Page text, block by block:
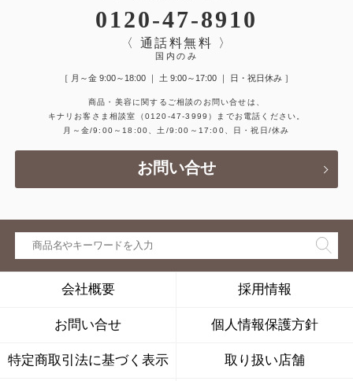
0120-47-8910
〈 通話料無料 〉
国内のみ
［ 月～金 9:00～18:00 ｜ 土 9:00～17:00 ｜ 日・祝日休み ］
商品・美容に関するご相談のお問い合せは、
キナリお客さま相談室
（0120-47-3999）
までお電話ください。
月～金/9:00～18:00、土/9:00～17:00、日・祝日/休み
お問い合せ
会社概要 採用情報
お問い合せ 個人情報保護方針
特定商取引法に基づく表示 取り扱い店舗